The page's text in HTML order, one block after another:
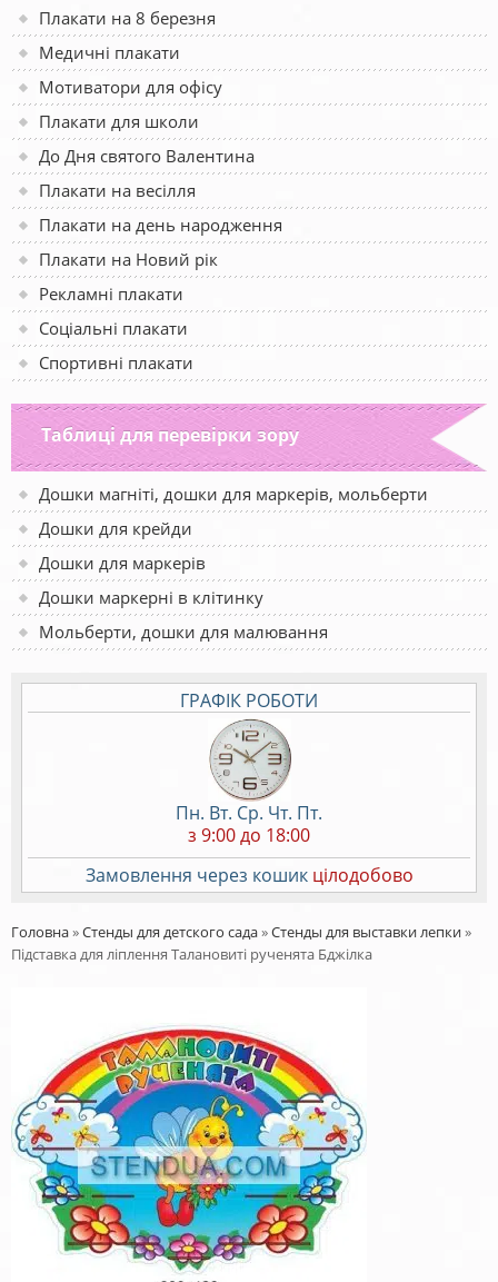
Плакати на 8 березня
Медичні плакати
Мотиватори для офісу
Плакати для школи
До Дня святого Валентина
Плакати на весілля
Плакати на день народження
Плакати на Новий рік
Рекламні плакати
Соціальні плакати
Спортивні плакати
Таблиці для перевірки зору
Дошки магніті, дошки для маркерів, мольберти
Дошки для крейди
Дошки для маркерів
Дошки маркерні в клітинку
Мольберти, дошки для малювання
ГРАФІК РОБОТИ
Пн. Вт. Ср. Чт. Пт.
з 9:00 до 18:00
Замовлення через кошик цілодобово
Головна»Стенды для детского сада»Стенды для выставки лепки»
Підставка для ліплення Талановиті рученята Бджілка